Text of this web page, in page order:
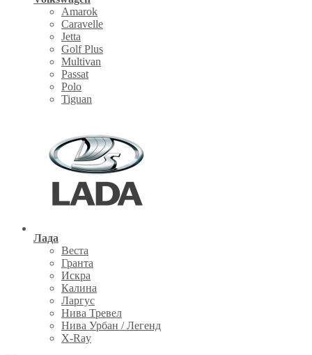
Amarok
Caravelle
Jetta
Golf Plus
Multivan
Passat
Polo
Tiguan
Лада
Веста
Гранта
Искра
Калина
Ларгус
Нива Тревел
Нива Урбан / Легенд
X-Ray